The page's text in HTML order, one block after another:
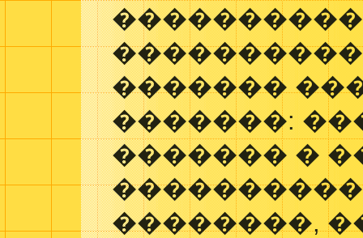
�������
�������:
������� �
��������,